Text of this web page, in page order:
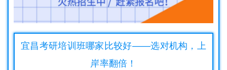
宜昌考研培训班哪家比较好——选对机构，上
岸率翻倍！